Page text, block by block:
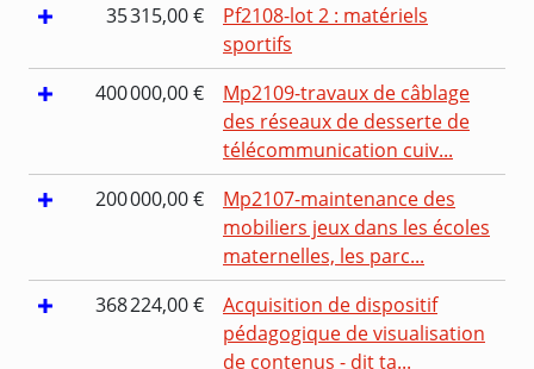
35 315,00 €
Pf2108-lot 2 : matériels
sportifs
400 000,00 €
Mp2109-travaux de câblage
des réseaux de desserte de
télécommunication cuiv...
200 000,00 €
Mp2107-maintenance des
mobiliers jeux dans les écoles
maternelles, les parc...
368 224,00 €
Acquisition de dispositif
pédagogique de visualisation
de contenus - dit ta...